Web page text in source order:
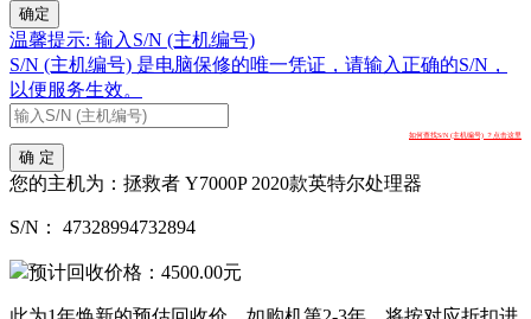
确定
温馨提示: 输入S/N (主机编号)
S/N (主机编号) 是电脑保修的唯一凭证，请输入正确的S/N，
以便服务生效。
如何查找S/N (主机编号) ？点击这里
确 定
您的主机为： 拯救者 Y7000P 2020款英特尔处理器
S/N： 47328994732894
预计回收价格： 4500.00元